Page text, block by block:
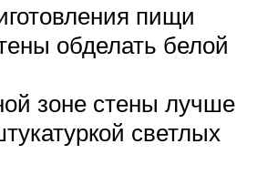
пищи
обделать белой
зоне стены лучше
светлых